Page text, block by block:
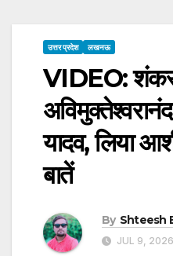
उत्तर प्रदेश लखनऊ
VIDEO:
यादव, लिया
बातें
By Shteesh
JUL 9, 2026